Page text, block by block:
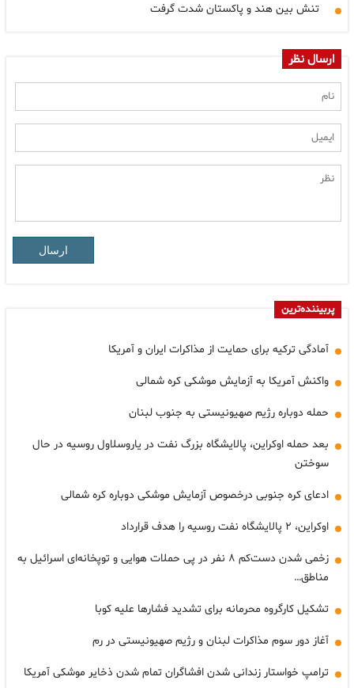
تنش بین هند و پاکستان شدت گرفت
ارسال نظر
ارسال
پربیننده‌ترین
آمادگی ترکیه برای حمایت از مذاکرات ایران و آمریکا
واکنش آمریکا به آزمایش موشکی کره شمالی
حمله دوباره رژیم صهیونیستی به جنوب لبنان
بعد حمله اوکراین، پالایشگاه بزرگ نفت در یاروسلاول روسیه در حال
سوختن
ادعای کره جنوبی درخصوص آزمایش موشکی دوباره کره شمالی
اوکراین، ۲ پالایشگاه نفت روسیه را هدف قرارداد
زخمی شدن دست‌کم ۸ نفر در پی حملات هوایی و توپخانه‌ای اسرائیل به
مناطق…
تشکیل کارگروه محرمانه برای تشدید فشارها علیه کوبا
آغاز دور سوم مذاکرات لبنان و رژیم صهیونیستی در رم
ترامپ خواستار زندانی شدن افشاگران تمام شدن ذخایر موشکی آمریکا